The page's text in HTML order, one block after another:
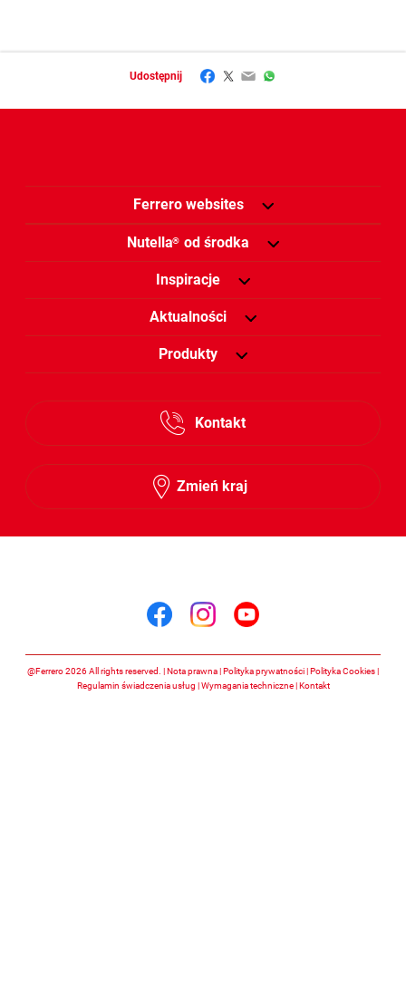
Udostępnij Facebook
Twitter
EmailWhatsApp
Ferrero websites
Nutella® od środka
Inspiracje
Aktualności
Produkty
Kontakt
Zmień kraj
@Ferrero 2026 All rights reserved. Nota prawna Polityka prywatności
Polityka Cookies
Regulamin świadczenia usług
Wymagania techniczne Kontakt